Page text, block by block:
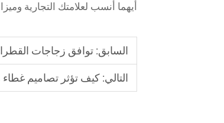
أيهما أنسب لعلامتك التجارية
السابق: توافق زجاجات
التالي: كيف تؤثر تصاميم